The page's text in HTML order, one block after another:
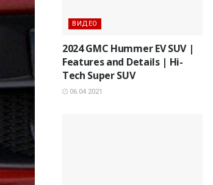
ВИДЕО
2024 GMC Hummer EV SUV |
Features and Details | Hi-
Tech Super SUV
06.04.2021